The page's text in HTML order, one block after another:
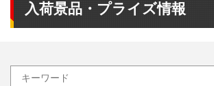
入荷景品・プライズ情報